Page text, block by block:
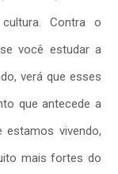
Contra o
você estudar a
verá que esses
que antecede a
estamos vivendo,
mais fortes do